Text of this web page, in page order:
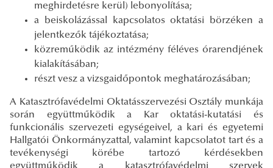
meghirdetésre kerül) lebonyolítása;
a beiskolázással kapcsolatos oktatási börzéken a
jelentkezők tájékoztatása;
közreműködik az intézmény féléves órarendjének
kialakításában;
részt vesz a vizsgaidőpontok meghatározásában;
A Katasztrófavédelmi Oktatásszervezési Osztály munkája
során együttműködik a Kar oktatási-kutatási és
funkcionális szervezeti egységeivel, a kari és egyetemi
Hallgatói Önkormányzattal, valamint kapcsolatot tart és a
tevékenységi körébe tartozó kérdésekben
együttműködik a katasztrófavédelmi szervek